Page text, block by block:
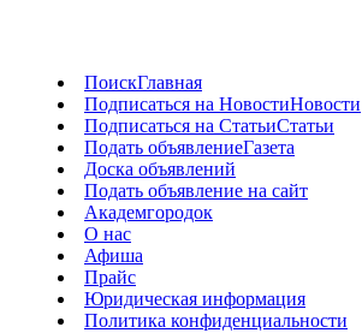
ПоискГлавная
Подписаться на НовостиНовости
Подписаться на СтатьиСтатьи
Подать объявлениеГазета
Доска объявлений
Подать объявление на сайт
Академгородок
О нас
Афиша
Прайс
Юридическая информация
Политика конфиденциальности